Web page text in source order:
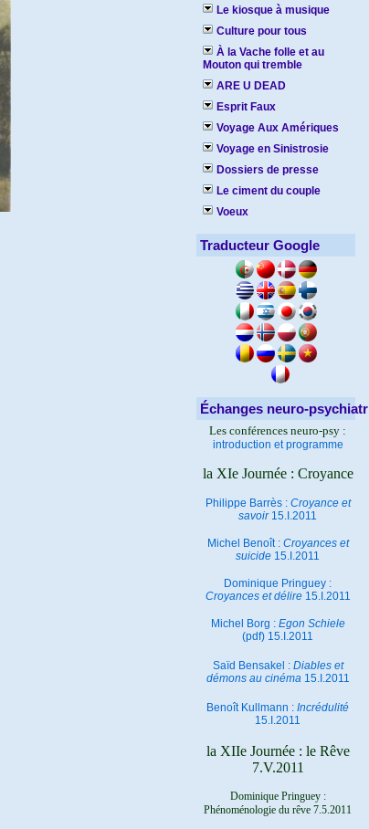
Le kiosque à musique
Culture pour tous
À la Vache folle et au
Mouton qui tremble
ARE U DEAD
Esprit Faux
Voyage Aux Amériques
Voyage en Sinistrosie
Dossiers de presse
Le ciment du couple
Voeux
Traducteur Google
Échanges neuro-
Les conférences neuro-psy :
introduction et programme
la XIe Journée : Croyance
Philippe Barrès : Croyance et
savoir15.I.2011
Michel Benoît : Croyances et
suicide 15.I.2011
Dominique Pringuey :
Croyances et délire15.I.2011
Michel Borg : Egon Schiele
(pdf) 15.I.2011
Saïd Bensakel : Diables et
démons au cinéma 15.I.2011
Benoît Kullmann : Incrédulité
15.I.2011
la XIIe Journée : le Rêve
7.V.2011
Dominique Pringuey :
Phénoménologie du rêve 7.5.2011